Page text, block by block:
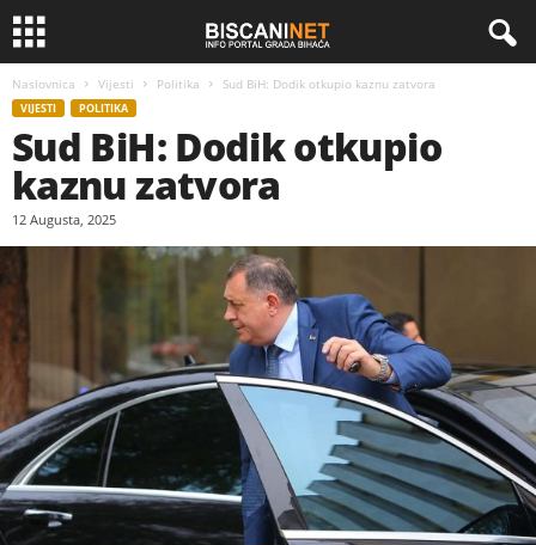
Naslovnica Vijesti Politika Sud BiH: Dodik otkupio kaznu zatvora
VIJESTI POLITIKA
Sud BiH: Dodik otkupio
kaznu zatvora
12 Augusta, 2025